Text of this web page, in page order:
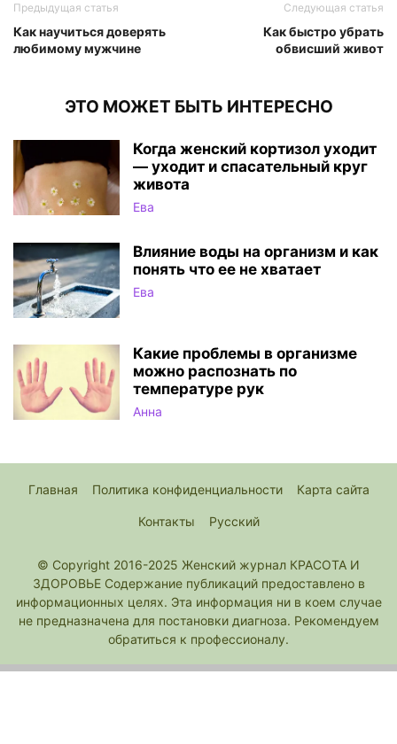
Предыдущая статья
Как научиться доверять
любимому мужчине
Следующая статья
Как быстро убрать
обвисший живот
ЭТО МОЖЕТ БЫТЬ ИНТЕРЕСНО
Когда женский кортизол уходит
— уходит и спасательный круг
живота
Ева
Влияние воды на организм и как
понять что ее не хватает
Ева
Какие проблемы в организме
можно распознать по
температуре рук
Анна
Главная Политика конфиденциальности Карта сайта
Контакты Русский
© Copyright 2016-2025 Женский журнал КРАСОТА И
ЗДОРОВЬЕ Содержание публикаций предоставлено в
информационных целях. Эта информация ни в коем случае
не предназначена для постановки диагноза. Рекомендуем
обратиться к профессионалу.